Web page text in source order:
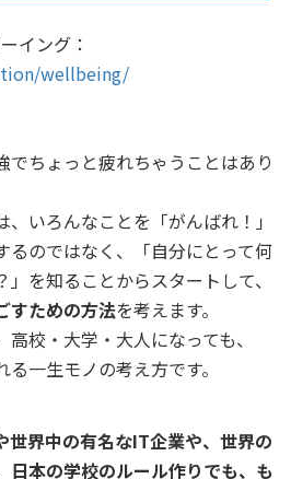
イング：
wellbeing/
でちょっと疲れちゃうことはあり
いろんなことを「がんばれ！」
るのではなく、「自分にとって何
を知ることからスタートして、
すための方法を考えます。
校・大学・大人になっても、
一生モノの考え方です。
世界中の有名なIT企業や、世界の
日本の学校のルール作りでも、も